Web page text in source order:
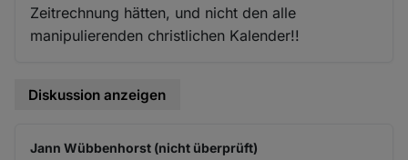
Zeitrechnung hätten, und nicht den alle
manipulierenden christlichen Kalender!!
Diskussion anzeigen
Jann Wübbenhorst (nicht überprüft)